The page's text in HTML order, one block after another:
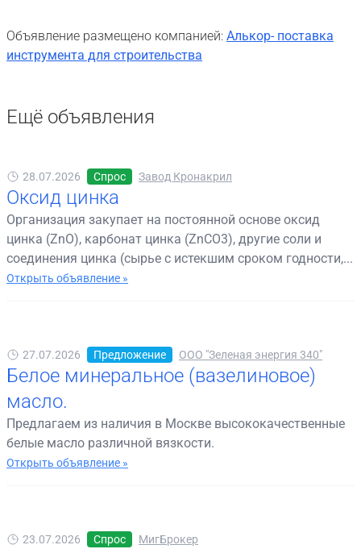
Объявление размещено компанией: Алькор- поставка
инструмента для строительства
Ещё объявления
28.07.2026 Спрос Завод Кронакрил
Оксид цинка
Организация закупает на постоянной основе оксид
цинка (ZnO), карбонат цинка (ZnCO3), другие соли и
соединения цинка (сырье с истекшим сроком годности,...
Открыть объявление »
27.07.2026 Предложение ООО "Зеленая энергия 340"
Белое минеральное (вазелиновое)
масло.
Предлагаем из наличия в Москве высококачественные
белые масло различной вязкости.
Открыть объявление »
23.07.2026 Спрос МигБрокер